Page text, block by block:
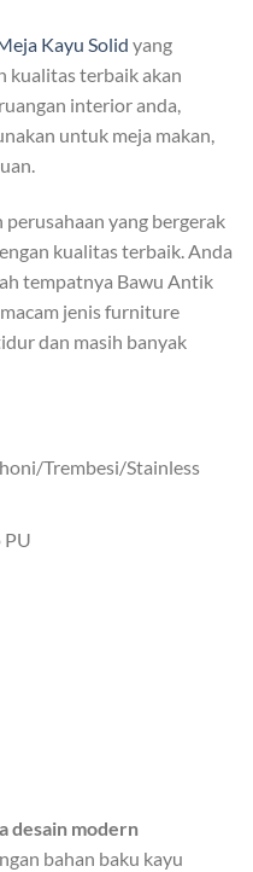
Kayu Solid yang
kualitas terbaik akan
interior anda,
untuk meja makan,
yang bergerak
kualitas terbaik. Anda
tempatnya Bawu Antik
jenis furniture
dan masih banyak
Trembesi/Stainless
PU
desain modern
bahan baku kayu